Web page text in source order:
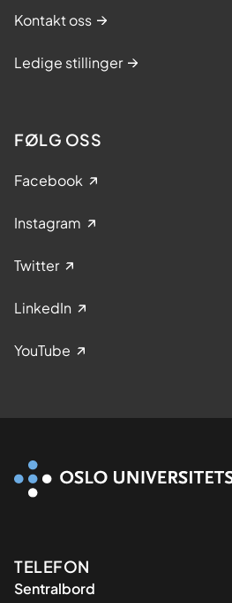
Kontakt oss
Ledige stillinger
FØLG OSS
Facebook
Instagram
Twitter
LinkedIn
YouTube
Kontaktinformasjon
TELEFON
Sentralbord